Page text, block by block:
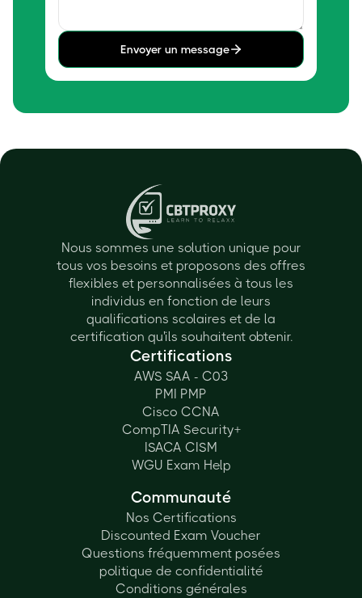
Envoyer un message
Nous sommes une solution unique pour
tous vos besoins et proposons des offres
flexibles et personnalisées à tous les
individus en fonction de leurs
qualifications scolaires et de la
certification qu'ils souhaitent obtenir.
Certifications
AWS SAA - C03
PMI PMP
Cisco CCNA
CompTIA Security+
ISACA CISM
WGU Exam Help
Communauté
Nos Certifications
Discounted Exam Voucher
Questions fréquemment posées
politique de confidentialité
Conditions générales